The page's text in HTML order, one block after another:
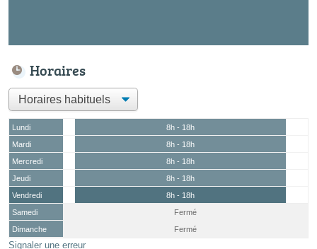
Horaires
Lundi
8h - 18h
Mardi
8h - 18h
Mercredi
8h - 18h
Jeudi
8h - 18h
Vendredi
8h - 18h
Samedi
Fermé
Dimanche
Fermé
Signaler une erreur